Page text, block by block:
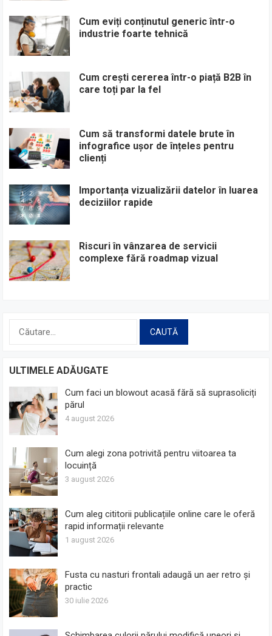
Cum eviți conținutul generic într-o
industrie foarte tehnică
Cum crești cererea într-o piață B2B în
care toți par la fel
Cum să transformi datele brute în
infografice ușor de înțeles pentru
clienți
Importanța vizualizării datelor în luarea
deciziilor rapide
Riscuri în vânzarea de servicii
complexe fără roadmap vizual
Caută
ULTIMELE ADĂUGATE
Cum faci un blowout acasă fără să suprasoliciți
părul
4 august 2026
Cum alegi zona potrivită pentru viitoarea ta
locuință
3 august 2026
Cum aleg cititorii publicațiile online care le oferă
rapid informații relevante
1 august 2026
Fusta cu nasturi frontali adaugă un aer retro și
practic
30 iulie 2026